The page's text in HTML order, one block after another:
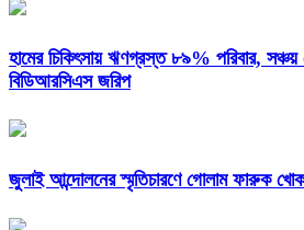
হামের চিকিৎসায় ঋণগ্রস্ত ৮৯% পরিবার,
বিডিআরসিএস জরিপ
জুলাই আন্দোলনের স্মৃতিচারণে গোলাম ফারুক